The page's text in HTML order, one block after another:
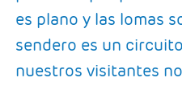
es plano y las lomas
sendero es un
nuestros visitantes